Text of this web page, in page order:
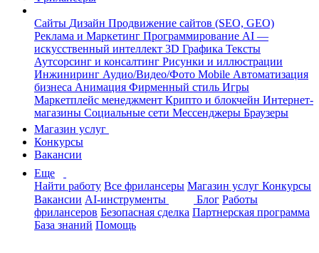
Сайты Дизайн Продвижение сайтов (SEO, GEO)
Реклама и Маркетинг Программирование AI —
искусственный интеллект 3D Графика Тексты
Аутсорсинг и консалтинг Рисунки и иллюстрации
Инжиниринг Аудио/Видео/Фото Mobile Автоматизация
бизнеса Анимация Фирменный стиль Игры
Маркетплейс менеджмент Крипто и блокчейн Интернет-
магазины Социальные сети Мессенджеры Браузеры
Магазин услуг
Конкурсы
Вакансии
Еще
Найти работу Все фрилансеры Магазин услуг Конкурсы
Вакансии AI-инструменты Блог Работы
фрилансеров Безопасная сделка Партнерская программа
База знаний Помощь